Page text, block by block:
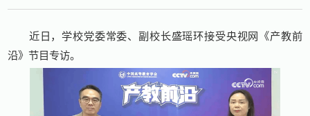
近日，学校党委常委、副校长盛瑶环接受央视网《产教前
沿》节目专访。